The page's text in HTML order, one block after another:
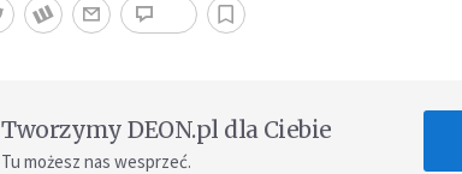
Tworzymy DEON.pl dla Ciebie
Tu możesz nas wesprzeć.